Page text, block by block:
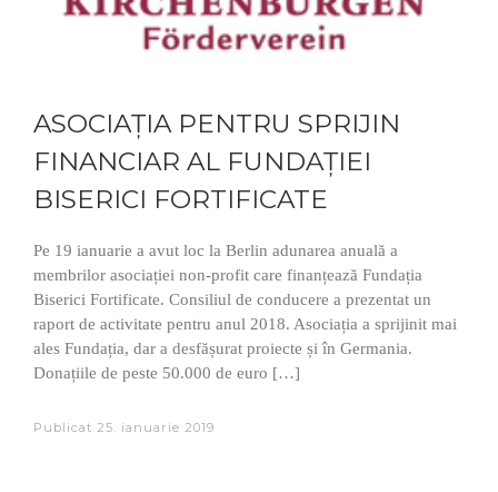
ASOCIAȚIA PENTRU SPRIJIN
FINANCIAR AL FUNDAȚIEI
BISERICI FORTIFICATE
Pe 19 ianuarie a avut loc la Berlin adunarea anuală a
membrilor asociației non-profit care finanțează Fundația
Biserici Fortificate. Consiliul de conducere a prezentat un
raport de activitate pentru anul 2018. Asociația a sprijinit mai
ales Fundația, dar a desfășurat proiecte și în Germania.
Donațiile de peste 50.000 de euro […]
Publicat 25. ianuarie 2019